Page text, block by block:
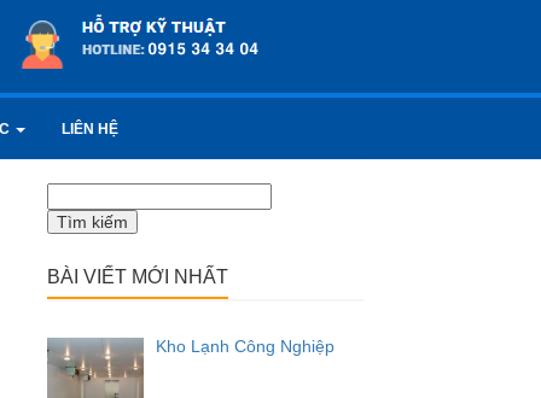
LIÊN HỆ
kiếm
cho:
BÀI VIẾT MỚI NHẤT
Kho Lạnh Công Nghiệp